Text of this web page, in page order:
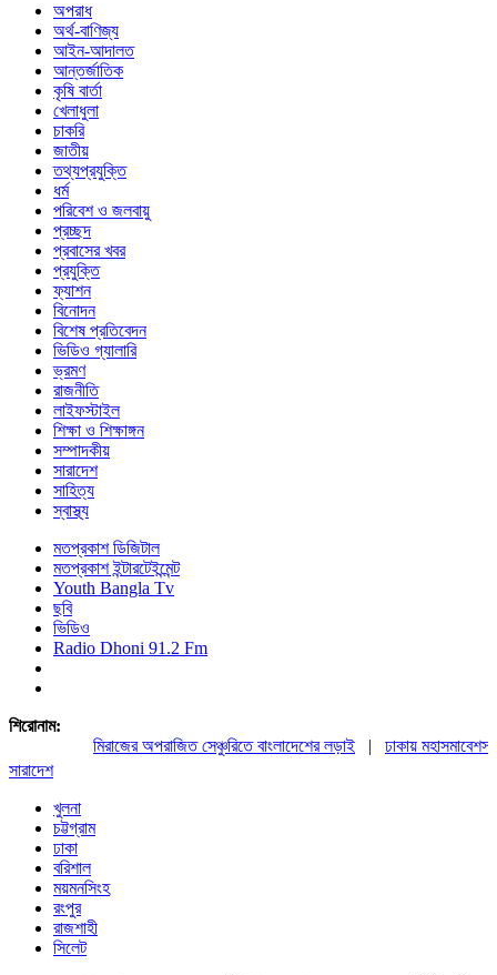
অপরাধ
অর্থ-বাণিজ্য
আইন-আদালত
আন্তর্জাতিক
কৃষি বার্তা
খেলাধুলা
চাকরি
জাতীয়
তথ্যপ্রযুক্তি
ধর্ম
পরিবেশ ও জলবায়ু
প্রচ্ছদ
প্রবাসের খবর
প্রযুক্তি
ফ্যাশন
বিনোদন
বিশেষ প্রতিবেদন
ভিডিও গ্যালারি
ভ্রমণ
রাজনীতি
লাইফস্টাইল
শিক্ষা ও শিক্ষাঙ্গন
সম্পাদকীয়
সারাদেশ
সাহিত্য
স্বাস্থ্য
মতপ্রকাশ ডিজিটাল
মতপ্রকাশ ইন্টারটেইন্মেন্ট
Youth Bangla Tv
ছবি
ভিডিও
Radio Dhoni 91.2 Fm
শিরোনাম:
মিরাজের অপরাজিত সেঞ্চুরিতে বাংলাদেশের লড়াই| ঢাকায়
সারাদেশ
খুলনা
চট্টগ্রাম
ঢাকা
বরিশাল
ময়মনসিংহ
রংপুর
রাজশাহী
সিলেট